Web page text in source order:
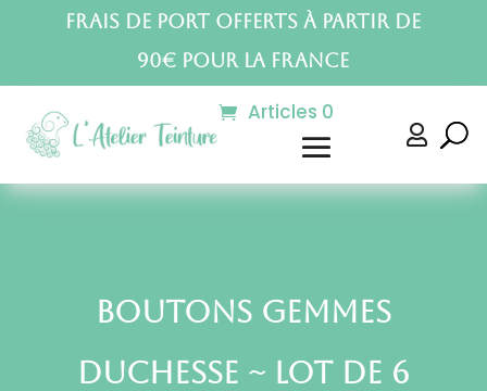
Frais de port offerts à partir de
90€ pour la France
Articles 0

Boutons Gemmes
Duchesse ~ Lot de 6